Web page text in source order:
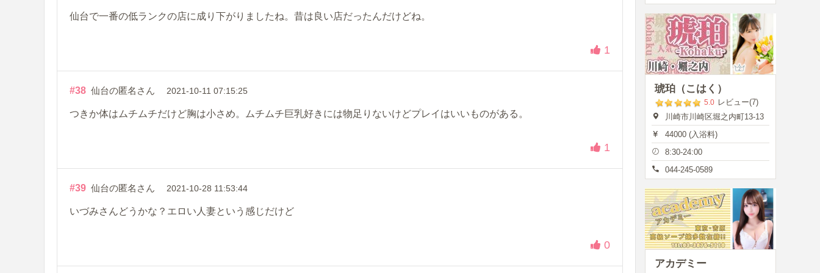
仙台で一番の低ランクの店に成り下がりましたね。昔は良い店だったんだけどね。
1
#38 仙台の匿名さん 2021-10-11 07:15:25
つきか体はムチムチだけど胸は小さめ。ムチムチ巨乳好きには物足りないけどプレイはいいものがある。
1
#39 仙台の匿名さん 2021-10-28 11:53:44
いづみさんどうかな？エロい人妻という感じだけど
0
琥珀（こはく）
5.0 レビュー(7)
川崎市川崎区堀之内町13-13
44000 (入浴料)
8:30-24:00
044-245-0589
アカデミー